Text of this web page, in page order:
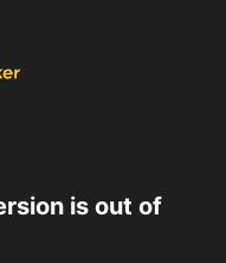
is out of